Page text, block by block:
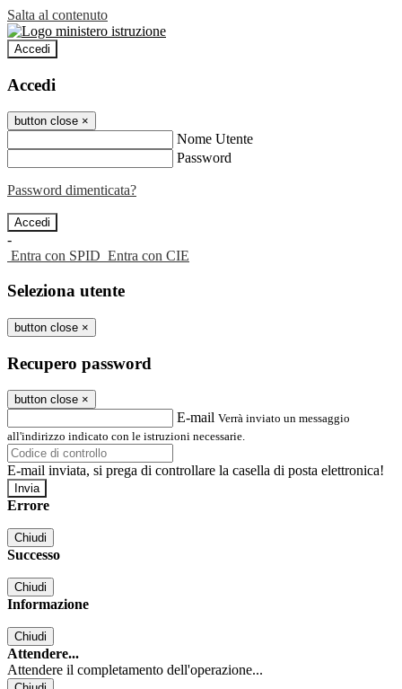
Salta al contenuto
Accedi
Accedi
button close ×
Nome Utente
Password
Password dimenticata?
-
Entra con SPID Entra con CIE
Seleziona utente
button close ×
Recupero password
button close ×
E-mail Verrà inviato un messaggio
all'indirizzo indicato con le istruzioni necessarie.
E-mail inviata, si prega di controllare la casella di posta elettronica!
Errore
Chiudi
Successo
Chiudi
Informazione
Chiudi
Attendere...
Attendere il completamento dell'operazione...